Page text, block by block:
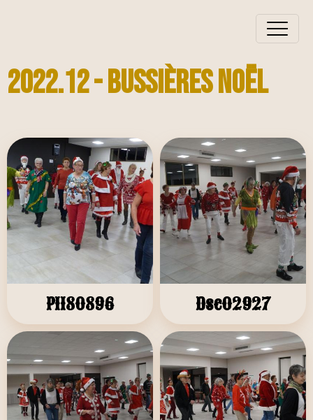
2022.12 - Bussières Noël
P1180896 Dsc02927